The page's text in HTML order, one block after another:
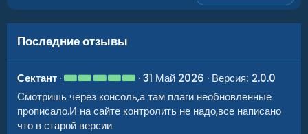
Последние отзывы
Сектант 5
0
0
з
31 Май 2026
Версия: 2.0.0
Смотришь через консоль,а там плаги необновленные
прописало.И на сайте контролить не надо,все написано
что в старой версии.